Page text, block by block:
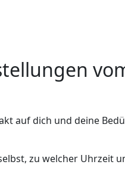
auf dich und deine
zu welcher Uhrzeit